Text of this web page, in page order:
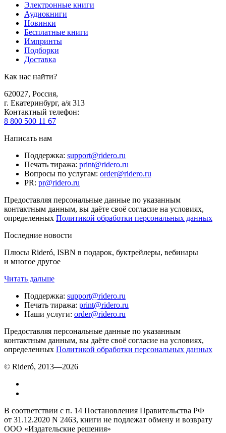
Электронные книги
Аудиокниги
Новинки
Бесплатные книги
Импринты
Подборки
Доставка
Как нас найти?
620027, Россия,
г. Екатеринбург, а/я 313
Контактный телефон:
8 800 500 11 67
Написать нам
Поддержка: support@ridero.ru
Печать тиража: print@ridero.ru
Вопросы по услугам: order@ridero.ru
PR: pr@ridero.ru
Предоставляя персональные данные по указанным
контактным данным, вы даёте своё согласие на условиях,
определенных Политикой обработки персональных данных
Последние новости
Плюсы Rideró, ISBN в подарок, буктрейлеры, вебинары
и многое другое
Читать дальше
Поддержка: support@ridero.ru
Печать тиража: print@ridero.ru
Наши услуги: order@ridero.ru
Предоставляя персональные данные по указанным
контактным данным, вы даёте своё согласие на условиях,
определенных Политикой обработки персональных данных
© Rideró, 2013—2026
В соответствии с п. 14 Постановления Правительства РФ
от 31.12.2020 N 2463, книги не подлежат обмену и возврату
ООО «Издательские решения»